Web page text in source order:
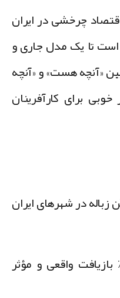
چرخشی در ایران
تا یک مدل جاری و
هست» و «آنچه
برای کارآفرینان
در شهرهای ایران
واقعی و مؤثر